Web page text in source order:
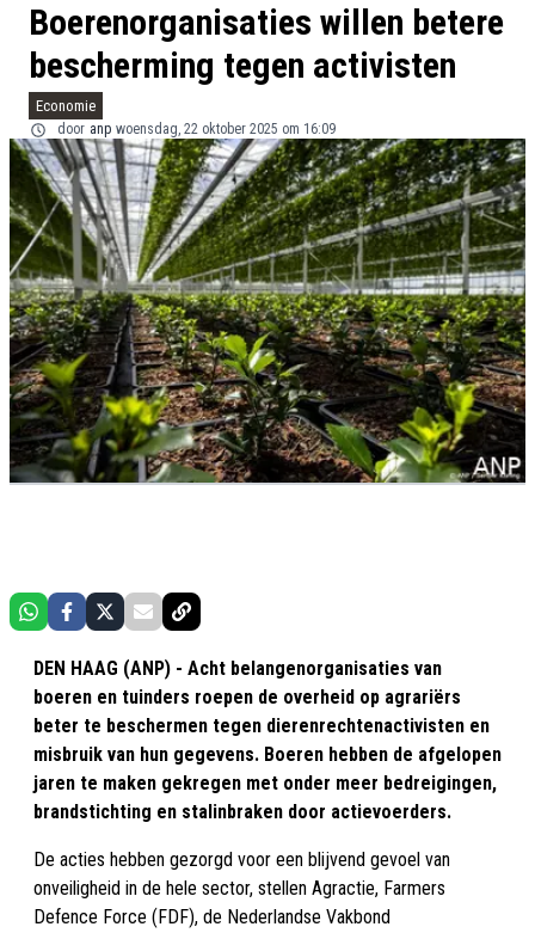
Boerenorganisaties willen betere
bescherming tegen activisten
Economie
door anp woensdag, 22 oktober 2025 om 16:09
DEN HAAG (ANP) - Acht belangenorganisaties van
boeren en tuinders roepen de overheid op agrariërs
beter te beschermen tegen dierenrechtenactivisten en
misbruik van hun gegevens. Boeren hebben de afgelopen
jaren te maken gekregen met onder meer bedreigingen,
brandstichting en stalinbraken door actievoerders.
De acties hebben gezorgd voor een blijvend gevoel van
onveiligheid in de hele sector, stellen Agractie, Farmers
Defence Force (FDF), de Nederlandse Vakbond